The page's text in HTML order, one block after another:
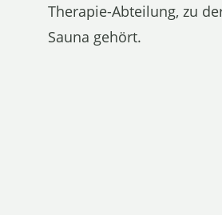
Therapie-Abteilung, zu
Sauna gehört.